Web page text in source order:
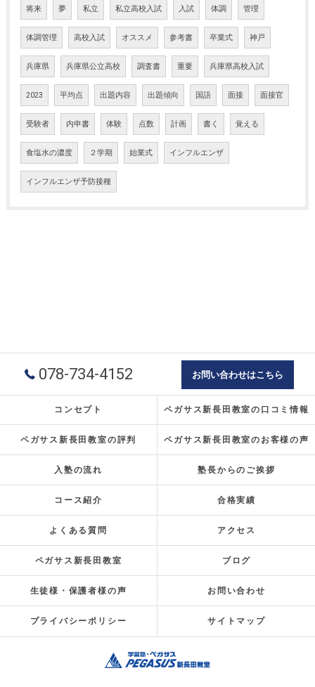
将来 夢 私立 私立高校入試 入試 体調 管理
体調管理 高校入試 オススメ 参考書 卒業式 神戸
兵庫県 兵庫県公立高校 調査書 重要 兵庫県高校入試
2023 平均点 出題内容 出題傾向 国語 面接 面接官
受験者 内申書 体験 点数 計画 書く 覚える
食塩水の濃度 ２学期 始業式 インフルエンザ
インフルエンザ予防接種
078-734-4152 お問い合わせはこちら
コンセプト ペガサス新長田教室の口コミ情報
ペガサス新長田教室の評判 ペガサス新長田教室のお客様の声
入塾の流れ 塾長からのご挨拶
コース紹介 合格実績
よくある質問 アクセス
ペガサス新長田教室 ブログ
生徒様・保護者様の声 お問い合わせ
プライバシーポリシー サイトマップ